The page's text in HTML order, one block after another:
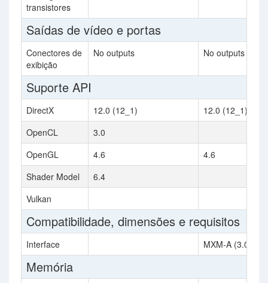
transistores
Saídas de vídeo e portas
Conectores de
exibição
No outputs No outputs
Suporte API
DirectX 12.0 (12_1)
12.0 (12_1)
OpenCL
3.0
OpenGL
4.6
4.6
Shader Model
6.4
Vulkan
Compatibilidade, dimensões e requisitos
Interface MXM-A (3.0)
Memória